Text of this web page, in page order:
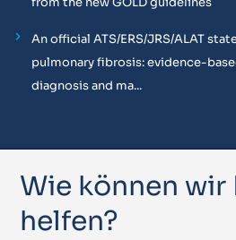
An official ATS/ERS/JRS/ALAT
pulmonary fibrosis: evidence-
diagnosis and ma...
Wie können wir
helfen?